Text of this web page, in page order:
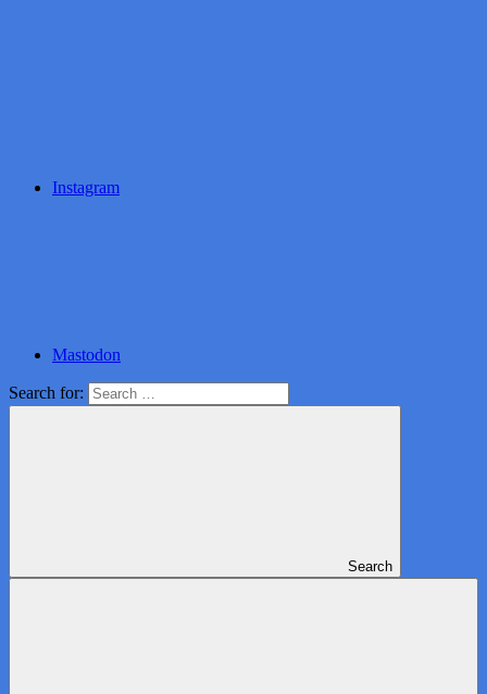
Instagram
Mastodon
Search for:
Search